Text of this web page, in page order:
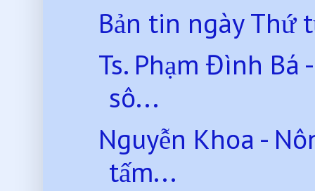
Bản tin ngày Thứ
Ts. Phạm Đình Bá
sô...
Nguyễn Khoa -
tấm...